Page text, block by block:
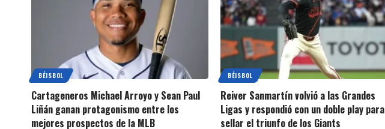
BÉISBOL
Cartageneros Michael Arroyo y Sean Paul
Liñán ganan protagonismo entre los
mejores prospectos de la MLB
BÉISBOL
Reiver Sanmartín volvió a las Grandes
Ligas y respondió con un doble play para
sellar el triunfo de los Giants